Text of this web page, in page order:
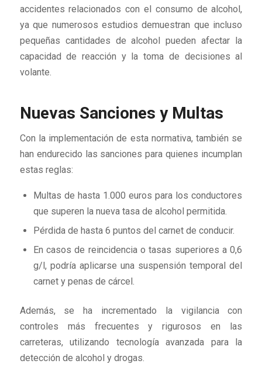
accidentes relacionados con el consumo de alcohol,
ya que numerosos estudios demuestran que incluso
pequeñas cantidades de alcohol pueden afectar la
capacidad de reacción y la toma de decisiones al
volante.
Nuevas Sanciones y Multas
Con la implementación de esta normativa, también se
han endurecido las sanciones para quienes incumplan
estas reglas:
Multas de hasta 1.000 euros para los conductores
que superen la nueva tasa de alcohol permitida.
Pérdida de hasta 6 puntos del carnet de conducir.
En casos de reincidencia o tasas superiores a 0,6
g/l, podría aplicarse una suspensión temporal del
carnet y penas de cárcel.
Además, se ha incrementado la vigilancia con
controles más frecuentes y rigurosos en las
carreteras, utilizando tecnología avanzada para la
detección de alcohol y drogas.